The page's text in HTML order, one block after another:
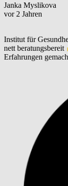
Janka Myslikova
vor 2 Jahren
Institut für
nett beratungsbereit
Erfahrungen